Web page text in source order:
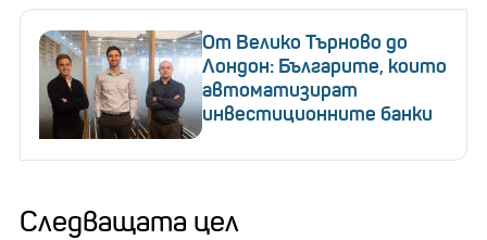
От Велико Търново до
Лондон: Българите, които
автоматизират
инвестиционните банки
Следващата цел